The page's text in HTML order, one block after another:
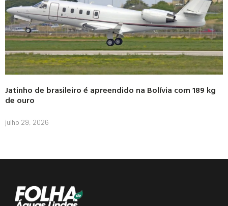
Jatinho de brasileiro é apreendido na Bolívia com 189 kg
de ouro
julho 29, 2026